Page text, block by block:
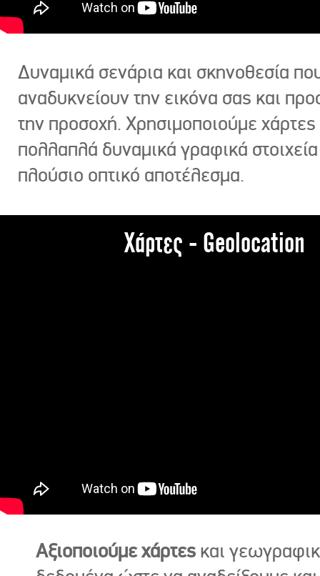
Δυναμικά σενάρια και σκηνοθεσία
αναδυκνείουν την εικόνα σας και
την προσοχή. Χρησιμοποιούμε χάρτες
πολλαπλά δυναμικά γραφικά στοιχεία
πλούσιο οπτικό αποτέλεσμα.
Χάρτες - Geolocation
Αξιοποιούμε χάρτες και